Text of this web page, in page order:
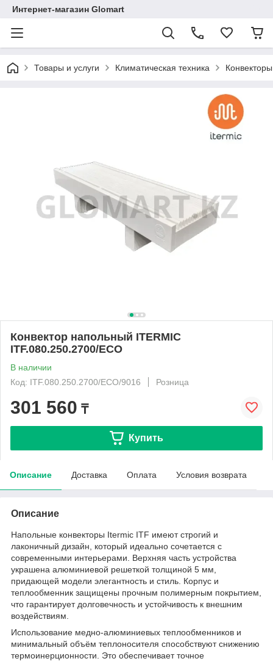
Интернет-магазин Glomart
Товары и услуги Климатическая техника Конвекторы
Конвектор напольный ITERMIC
ITF.080.250.2700/ECO
В наличии
Код: ITF.080.250.2700/ECO/9016
Розница
301 560 ₸
Купить
Описание Доставка Оплата Условия возврата
Описание
Напольные конвекторы Itermic ITF имеют строгий и
лаконичный дизайн, который идеально сочетается с
современными интерьерами. Верхняя часть устройства
украшена алюминиевой решеткой толщиной 5 мм,
придающей модели элегантность и стиль. Корпус и
теплообменник защищены прочным полимерным покрытием,
что гарантирует долговечность и устойчивость к внешним
воздействиям.
Использование медно-алюминиевых теплообменников и
минимальный объём теплоносителя способствуют снижению
термоинерционности. Это обеспечивает точное